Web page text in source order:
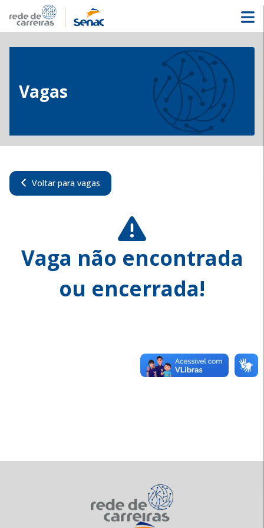
Vagas
Voltar para vagas
Vaga não encontrada
ou encerrada!